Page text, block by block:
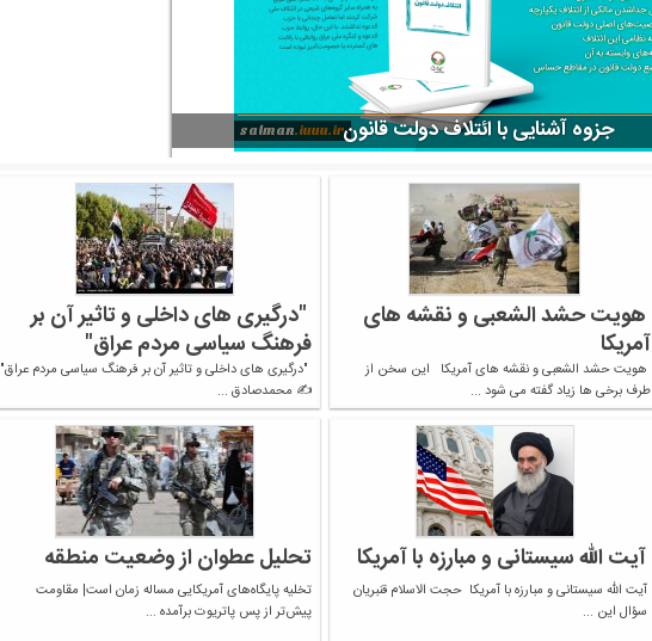
هویت حشد الشعبی و نقشه های
آمریکا
هویت حشد الشعبی و نقشه های آمریکا این سخن از
طرف برخی ها زیاد گفته می شود ...
"درگیری های داخلی و تاثیر آن بر
فرهنگ سیاسی مردم عراق"
"درگیری های داخلی و تاثیر آن بر فرهنگ سیاسی مردم عراق"
✍️ محمدصادق ...
آیت الله سیستانی و مبارزه با آمریکا
آیت الله سیستانی و مبارزه با آمریکا حجت الاسلام قنبریان
سؤال این ...
تحلیل عطوان از وضعیت منطقه
تخلیه پایگاه‌های آمریکایی مساله زمان است| مقاومت
پیش‌تر از پس پاتریوت برآمده ...